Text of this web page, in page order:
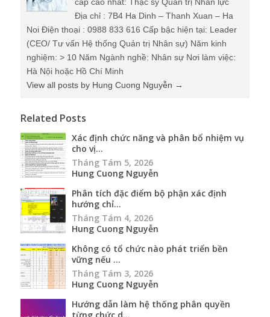
Địa chỉ : 7B4 Ha Dinh – Thanh Xuan – Ha
Noi Điện thoại : 0988 833 616 Cấp bậc hiện tại: Leader
(CEO/ Tư vấn Hệ thống Quản trị Nhân sự) Năm kinh
nghiệm: > 10 Năm Ngành nghề: Nhân sự Nơi làm việc:
Hà Nội hoặc Hồ Chí Minh
View all posts by Hung Cuong Nguyễn →
Related Posts
Xác định chức năng và phân bổ nhiệm vụ
cho vị...
Tháng Tám 5, 2026
Hung Cuong Nguyễn
Phân tích đặc điểm bộ phận xác định
hướng chỉ...
Tháng Tám 4, 2026
Hung Cuong Nguyễn
Không có tổ chức nào phát triển bền
vững nếu ...
Tháng Tám 3, 2026
Hung Cuong Nguyễn
Hướng dẫn làm hệ thống phân quyền
từng chức d...